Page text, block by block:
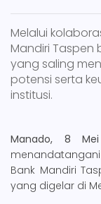
Melalui
Mandiri Taspen
yang saling
potensi serta
institusi.
Manado, 8
Bank Mandiri
yang digelar di